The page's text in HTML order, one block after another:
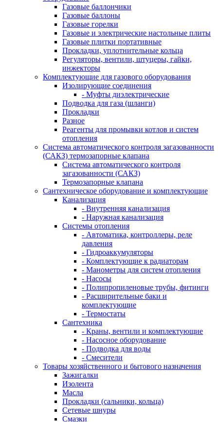
Газовые баллончики
Газовые баллоны
Газовые горелки
Газовые и электрические настольные плиты
Газовые плитки портативные
Прокладки, уплотнительные кольца
Регуляторы, вентили, штуцеры, гайки,
инжекторы
Комплектующие для газового оборудования
Изолирующие соединения
- Муфты диэлектрические
Подводка для газа (шланги)
Прокладки
Разное
Реагенты для промывки котлов и систем
отопления
Система автоматического контроля загазованности
(САКЗ) термозапорные клапана
Система автоматического контроля
загазованности (САКЗ)
Термозапорные клапана
Сантехническое оборудование и комплектующие
Канализация
- Внутренняя канализация
- Наружная канализация
Системы отопления
- Автоматика, контроллеры, реле
давления
- Гидроаккумуляторы
- Комплектующие к радиаторам
- Манометры для систем отопления
- Насосы
- Полипропиленовые трубы, фитинги
- Расширительные баки и
комплектующие
- Термостаты
Сантехника
- Краны, вентили и комплектующие
- Насосное оборудование
- Подводка для воды
- Смесители
Товары хозяйственного и бытового назначения
Зажигалки
Изолента
Масла
Прокладки (сальники, кольца)
Сетевые шнуры
Смазки